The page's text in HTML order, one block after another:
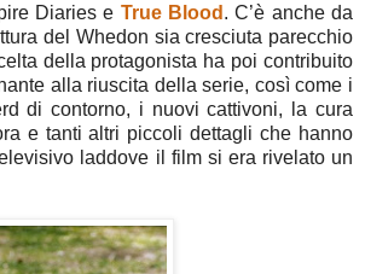
Diaries e True Blood . C’è anche da
del Whedon sia cresciuta parecchio
della protagonista ha poi contribuito
alla riuscita della serie, così come i
di contorno, i nuovi cattivoni, la cura
e tanti altri piccoli dettagli che hanno
laddove il film si era rivelato un